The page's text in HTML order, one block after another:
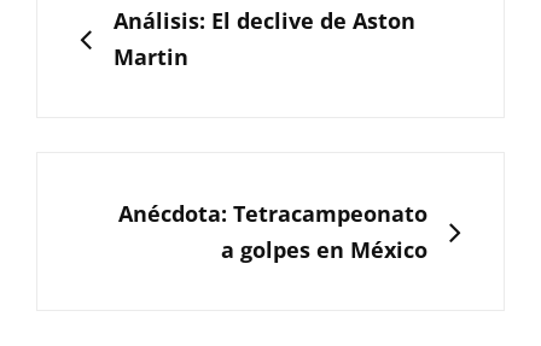
entradas
ANTERIOR
Análisis: El declive de Aston
Martin
SIGUIENTE
Anécdota: Tetracampeonato
a golpes en México